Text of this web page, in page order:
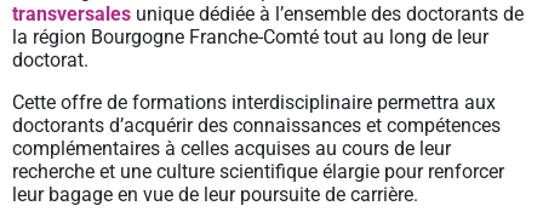
transversales unique dédiée à l’ensemble des doctorants de
la région Bourgogne Franche-Comté tout au long de leur
doctorat.
Cette offre de formations interdisciplinaire permettra aux
doctorants d’acquérir des connaissances et compétences
complémentaires à celles acquises au cours de leur
recherche et une culture scientifique élargie pour renforcer
leur bagage en vue de leur poursuite de carrière.